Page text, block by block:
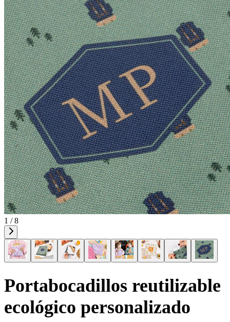
1 / 8
Portabocadillos reutilizable
ecológico personalizado